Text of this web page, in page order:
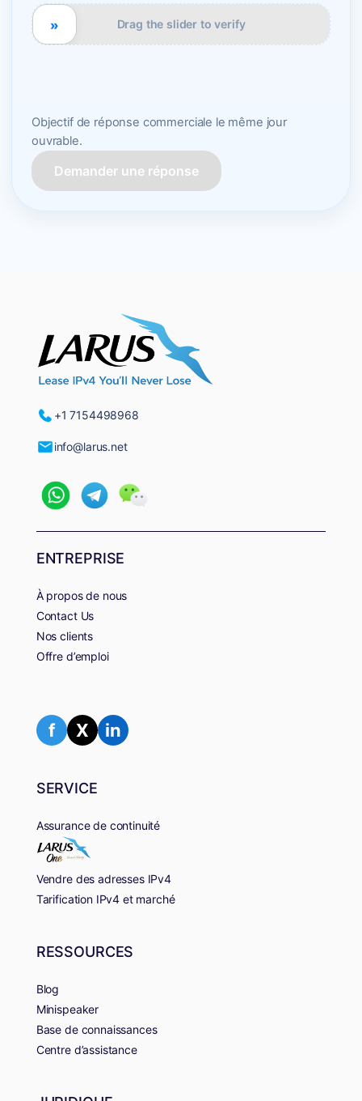
Drag the slider to verify
»
Objectif de réponse commerciale le même jour
ouvrable.
Demander une réponse
+1 7154498968
info@larus.net
ENTREPRISE
À propos de nous
Contact Us
Nos clients
Offre d’emploi
f X in
SERVICE
Assurance de continuité
Vendre des adresses IPv4
Tarification IPv4 et marché
RESSOURCES
Blog
Minispeaker
Base de connaissances
Centre d’assistance